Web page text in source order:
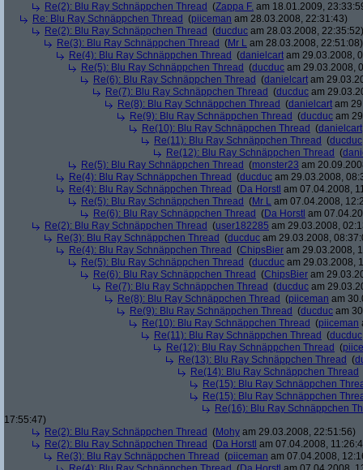
Re(2): Blu Ray Schnäppchen Thread (Zappa F. am 18.01.2009,
Re: Blu Ray Schnäppchen Thread (piiceman am 28.03.2008, 22:31:43)
Re(2): Blu Ray Schnäppchen Thread (ducduc am 28.03.2008, 22:35:52)
Re(3): Blu Ray Schnäppchen Thread (Mr L am 28.03.2008, 22:51:08)
Re(4): Blu Ray Schnäppchen Thread (danielcart am 29.03.2008,
Re(5): Blu Ray Schnäppchen Thread (ducduc am 29.03.2008,
Re(6): Blu Ray Schnäppchen Thread (danielcart am
Re(7): Blu Ray Schnäppchen Thread (ducduc am
Re(8): Blu Ray Schnäppchen Thread (danielcart am
Re(9): Blu Ray Schnäppchen Thread (ducduc am
Re(10): Blu Ray Schnäppchen Thread (danielcart
Re(11): Blu Ray Schnäppchen Thread (ducduc
Re(12): Blu Ray Schnäppchen Thread (
Re(5): Blu Ray Schnäppchen Thread (monster23 am
Re(4): Blu Ray Schnäppchen Thread (ducduc am 29.03.2008,
Re(4): Blu Ray Schnäppchen Thread (Da Horstl am 07.04.2008,
Re(5): Blu Ray Schnäppchen Thread (Mr L am 07.04.2008,
Re(6): Blu Ray Schnäppchen Thread (Da Horstl am
Re(2): Blu Ray Schnäppchen Thread (user182285 am 29.03.2008,
Re(3): Blu Ray Schnäppchen Thread (ducduc am 29.03.2008,
Re(4): Blu Ray Schnäppchen Thread (ChipsBier am 29.03.2008,
Re(5): Blu Ray Schnäppchen Thread (ducduc am 29.03.2008,
Re(6): Blu Ray Schnäppchen Thread (ChipsBier am
Re(7): Blu Ray Schnäppchen Thread (ducduc am
Re(8): Blu Ray Schnäppchen Thread (piiceman am
Re(9): Blu Ray Schnäppchen Thread (ducduc am
Re(10): Blu Ray Schnäppchen Thread (piiceman
Re(11): Blu Ray Schnäppchen Thread (ducduc
Re(12): Blu Ray Schnäppchen Thread (
Re(13): Blu Ray Schnäppchen Thread (
Re(14): Blu Ray Schnäppchen Thread
Re(15): Blu Ray Schnäppchen
Re(15): Blu Ray Schnäppchen
Re(16): Blu Ray Schnäppchen
17:55:47)
Re(2): Blu Ray Schnäppchen Thread (Mohy am 29.03.2008, 22:51:56)
Re(2): Blu Ray Schnäppchen Thread (Da Horstl am 07.04.2008,
Re(3): Blu Ray Schnäppchen Thread (piiceman am 07.04.2008,